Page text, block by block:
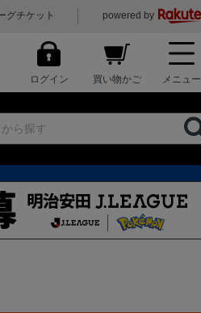
グチケット powered by
ログイン 買い物かご メニュー